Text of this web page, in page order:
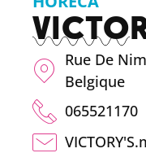
Rue De
Belgique
065521170